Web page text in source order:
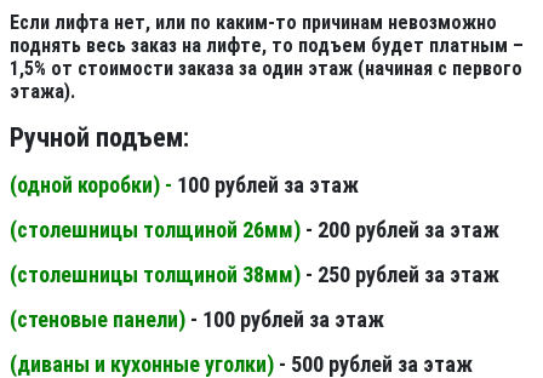
Если лифта нет, или по каким-то причинам невозможно
поднять весь заказ на лифте, то подъем будет платным –
1,5% от стоимости заказа за один этаж (начиная с первого
этажа).
Ручной подъем:
(одной коробки) - 100 рублей за этаж
(столешницы толщиной 26мм) - 200 рублей за этаж
(столешницы толщиной 38мм) - 250 рублей за этаж
(стеновые панели) - 100 рублей за этаж
(диваны и кухонные уголки) - 500 рублей за этаж